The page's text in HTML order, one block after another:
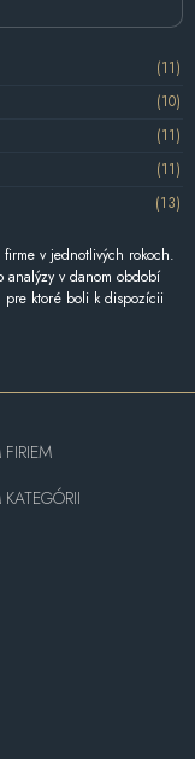
(11)
(10)
(11)
(11)
(13)
v jednotlivých rokoch.
analýzy v danom období
ktoré boli k dispozícii